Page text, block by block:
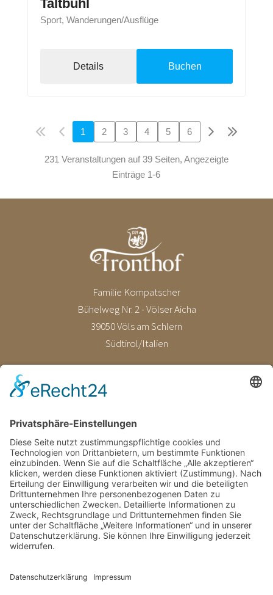
Taltbühl
Sport, Wanderungen/Ausflüge
Details Buchen
1 2 3 4 5 6
231 Veranstaltungen auf 39 Seiten, Angezeigte
Einträge 1-6
Familie Kompatscher
Bühelweg Nr. 2 - Völser Aicha
39050 Völs am Schlern
Südtirol/Italien
E-Mailinfo@fronthof.com